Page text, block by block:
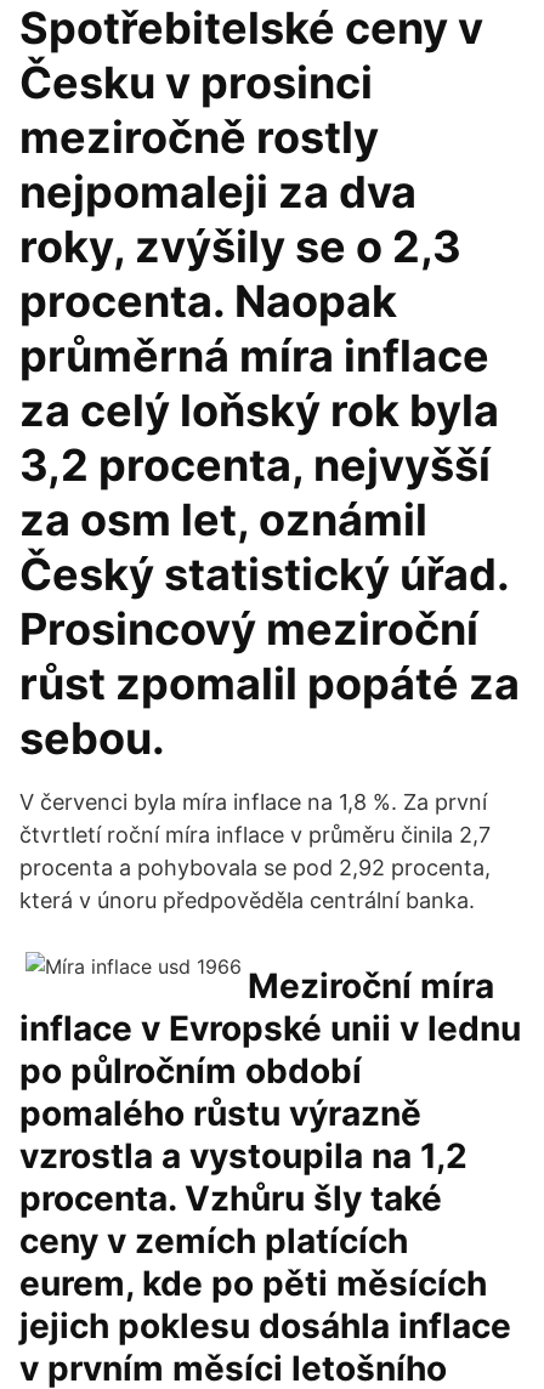
Spotřebitelské ceny v
Česku v prosinci
meziročně rostly
nejpomaleji za dva
roky, zvýšily se o 2,3
procenta. Naopak
průměrná míra inflace
za celý loňský rok byla
3,2 procenta, nejvyšší
za osm let, oznámil
Český statistický úřad.
Prosincový meziroční
růst zpomalil popáté za
sebou.
V červenci byla míra inflace na 1,8 %. Za první
čtvrtletí roční míra inflace v průměru činila 2,7
procenta a pohybovala se pod 2,92 procenta,
která v únoru předpověděla centrální banka.
Meziroční míra
inflace v Evropské unii v lednu
po půlročním období
pomalého růstu výrazně
vzrostla a vystoupila na 1,2
procenta. Vzhůru šly také
ceny v zemích platících
eurem, kde po pěti měsících
jejich poklesu dosáhla inflace
v prvním měsíci letošního